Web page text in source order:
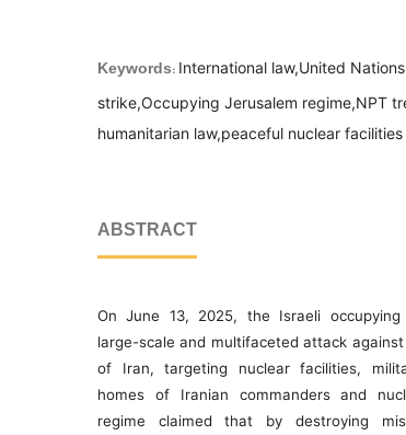
Keywords: International law,United
strike,Occupying Jerusalem regime,NPT
humanitarian law,peaceful nuclear facilities
ABSTRACT
On June 13, 2025, the Israeli
large-scale and multifaceted attack
of Iran, targeting nuclear facilities,
homes of Iranian commanders and
regime claimed that by destroying